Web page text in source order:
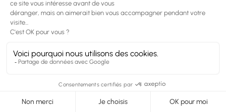
FAQ
Quelle est la différence entre un agent IA et
ChatGPT est un assistant conversationnel : il répond
Combien coûte le déploiement d'un agent IA ?